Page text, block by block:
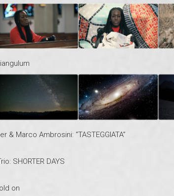
& Marco Ambrosini: “TASTEGGIATA”
SHORTER DAYS
on